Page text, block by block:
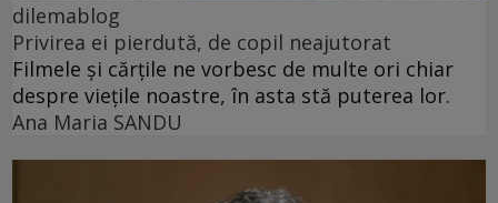
dilemablog
Privirea ei pierdută, de copil neajutorat
Filmele și cărțile ne vorbesc de multe ori chiar
despre viețile noastre, în asta stă puterea lor.
Ana Maria SANDU